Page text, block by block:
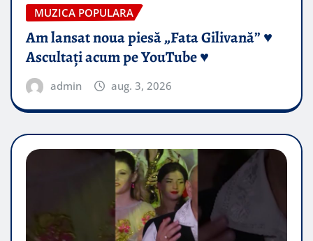
MUZICA POPULARA
Am lansat noua piesă „Fata Gilivană” ♥️
Ascultați acum pe YouTube ♥️
admin aug. 3, 2026